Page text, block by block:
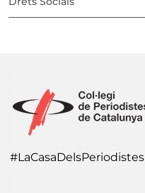
#LaCasaDelsPeriodistes